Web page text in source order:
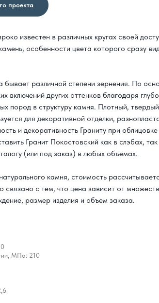
проекта
известен в различных кругах своей
особенности цвета которого сразу
бывает различной степени зернения. По
включений других оттенков благодаря
пород в структуру камня. Плотный,
для декоративной отделки,
и декоративность Граниту при
Гранит Покостовский как в слэбах,
(или под заказ) в любых объемах.
камня, стоимость
связано с тем, что цена зависит от
размер изделия и объем заказа.
МПа: 210